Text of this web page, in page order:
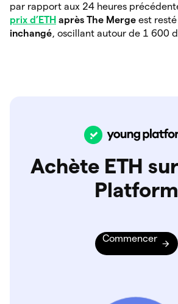
par rapport aux 24 heures
prix d’ETH après The Merge est resté
inchangé, oscillant autour de 1 600
Achète ETH
Platform
Commencer